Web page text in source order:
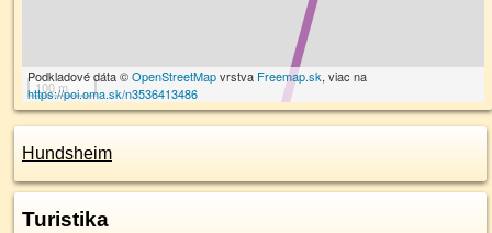
100 m
Podkladové dáta ©OpenStreetMapvrstva Freemap.sk, viac na
https://poi.oma.sk/n3536413486
Hundsheim
Turistika